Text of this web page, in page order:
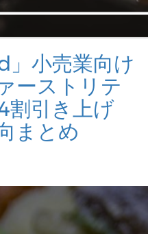
」小売業向け
ーストリテ
割引き上げ
まとめ